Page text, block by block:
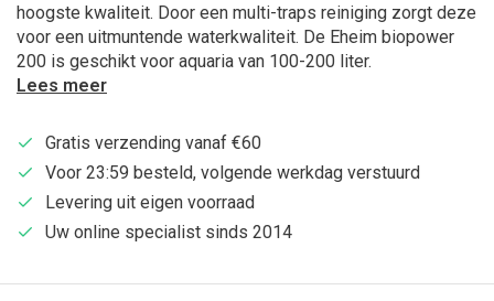
hoogste kwaliteit. Door een multi-traps reiniging zorgt deze
voor een uitmuntende waterkwaliteit. De Eheim biopower
200 is geschikt voor aquaria van 100-200 liter.
Lees meer
Gratis verzending vanaf €60
Voor 23:59 besteld, volgende werkdag verstuurd
Levering uit eigen voorraad
Uw online specialist sinds 2014